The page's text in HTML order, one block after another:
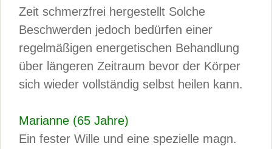
Zeit schmerzfrei hergestellt Solche
Beschwerden jedoch bedürfen einer
regelmäßigen energetischen Behandlung
über längeren Zeitraum bevor der Körper
sich wieder vollständig selbst heilen kann.
Marianne (65 Jahre)
Ein fester Wille und eine spezielle magn.